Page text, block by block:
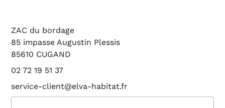
ZAC du bordage
85 impasse Augustin Plessis
85610 CUGAND
02 72 19 51 37
service-client@elva-habitat.fr